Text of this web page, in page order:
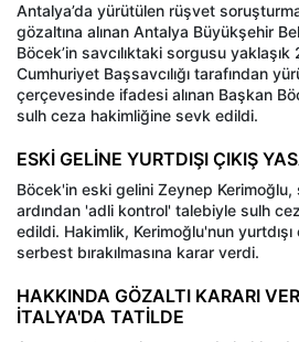
Antalya’da yürütülen rüşvet
gözaltına alınan Antalya Büyükşehir
Böcek’in savcılıktaki sorgusu
Cumhuriyet Başsavcılığı tarafından
çerçevesinde ifadesi alınan Başkan
sulh ceza hakimliğine sevk edildi.
ESKİ GELİNE YURTDIŞI ÇIKIŞ
Böcek'in eski gelini Zeynep Kerimoğlu,
ardından 'adli kontrol' talebiyle sulh
edildi. Hakimlik, Kerimoğlu'nun yurtdışı
serbest bırakılmasına karar verdi.
HAKKINDA GÖZALTI KARARI
İTALYA'DA TATİLDE